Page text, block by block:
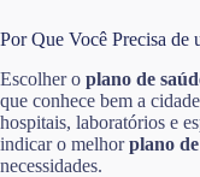
Por Que Você Precisa de
Escolher o plano de
que conhece bem a
hospitais, laboratórios e
indicar o melhorplano
necessidades.